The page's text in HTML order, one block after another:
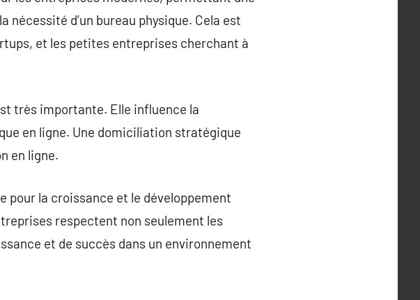
d’un bureau physique. Cela est
et les petites entreprises cherchant à
très importante. Elle influence la
en ligne. Une domiciliation stratégique
en ligne.
pour la croissance et le développement
respectent non seulement les
et de succès dans un environnement